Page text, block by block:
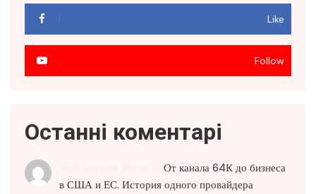
Like
Follow
Останні коментарі
От канала 64К до бизнеса
в США и ЕС. История одного провайдера